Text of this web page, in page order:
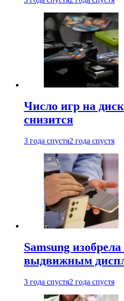
Число игр на
снизится
3 года спустя2 года спустя
Samsung
выдвижным
3 года спустя2 года спустя